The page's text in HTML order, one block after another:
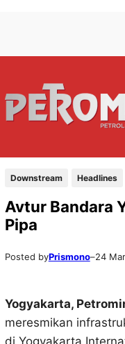
konten
content
Downstream Headlines
Avtur Bandara
Pipa
Posted byPrismono–24
Yogyakarta,
meresmikan